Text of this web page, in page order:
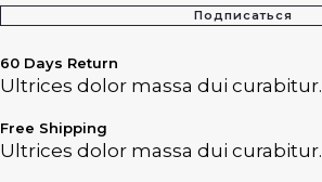
Подписаться
60 Days Return
Ultrices dolor massa dui curabitur.
Free Shipping
Ultrices dolor massa dui curabitur.